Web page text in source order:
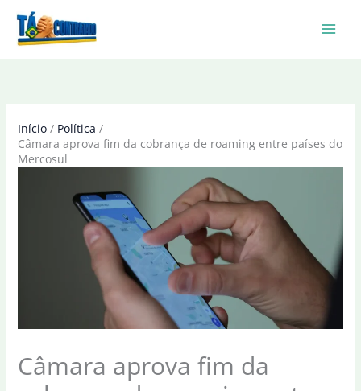
Início
Política
Câmara aprova fim da cobrança de roaming entre países do
Mercosul
Câmara aprova fim da